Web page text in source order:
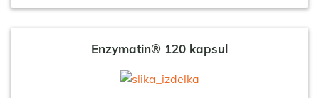
Enzymatin® 120 kapsul